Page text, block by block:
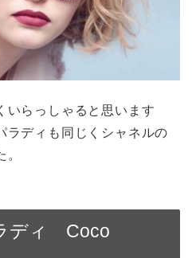
いらっしゃると思います
ラディも同じくシャネルの
ディ Coco